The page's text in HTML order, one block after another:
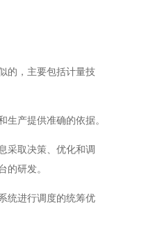
的，主要包括计量技
产提供准确的依据。
采取决策、优化和调
的研发。
统进行调度的统筹优